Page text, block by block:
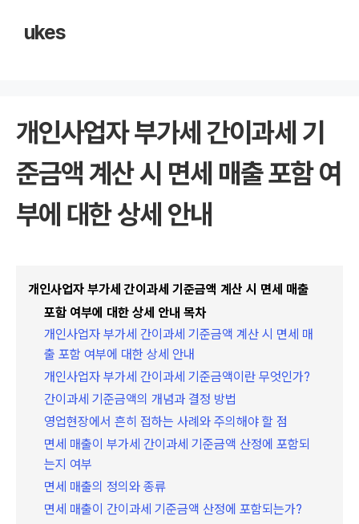
ukes
개인사업자 부가세 간이과세 기
준금액 계산 시 면세 매출 포함 여
부에 대한 상세 안내
개인사업자 부가세 간이과세 기준금액 계산 시 면세 매출
포함 여부에 대한 상세 안내 목차
개인사업자 부가세 간이과세 기준금액 계산 시 면세 매
출 포함 여부에 대한 상세 안내
개인사업자 부가세 간이과세 기준금액이란 무엇인가?
간이과세 기준금액의 개념과 결정 방법
영업현장에서 흔히 접하는 사례와 주의해야 할 점
면세 매출이 부가세 간이과세 기준금액 산정에 포함되
는지 여부
면세 매출의 정의와 종류
면세 매출이 간이과세 기준금액 산정에 포함되는가?